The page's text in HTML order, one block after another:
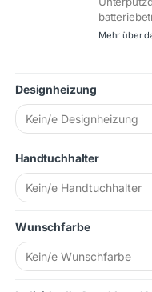
Mehr über
Designheizung
Handtuchhalter
Wunschfarbe